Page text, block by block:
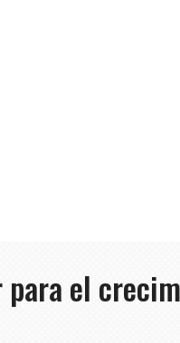
el